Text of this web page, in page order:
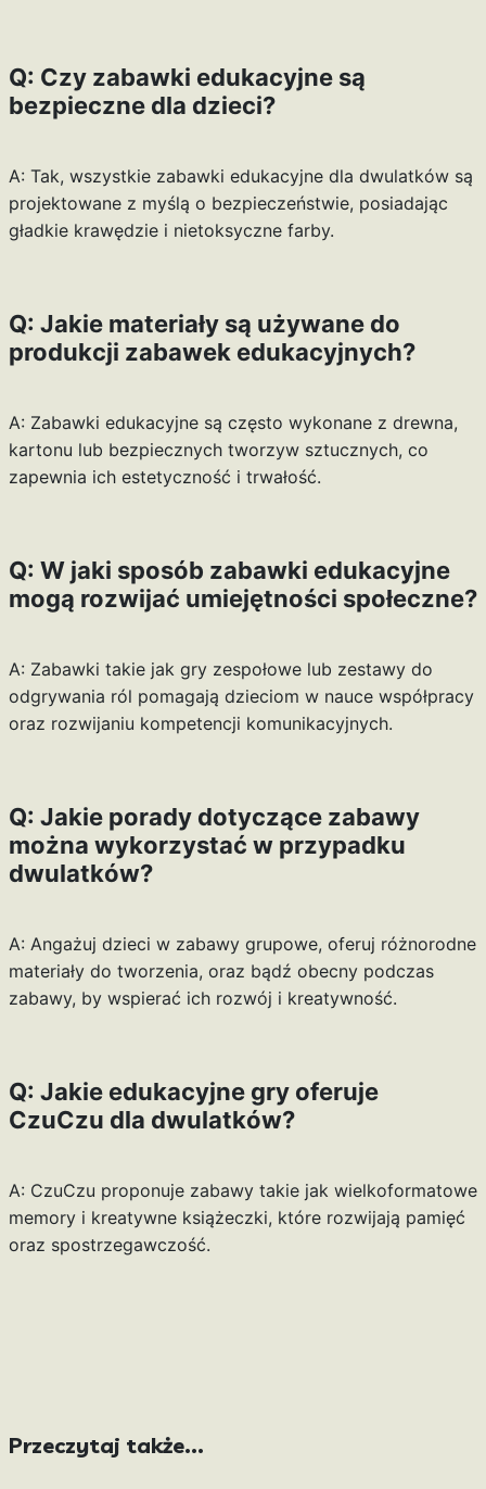
Q: Czy zabawki edukacyjne są
bezpieczne dla dzieci?
A: Tak, wszystkie zabawki edukacyjne dla dwulatków są
projektowane z myślą o bezpieczeństwie, posiadając
gładkie krawędzie i nietoksyczne farby.
Q: Jakie materiały są używane do
produkcji zabawek edukacyjnych?
A: Zabawki edukacyjne są często wykonane z drewna,
kartonu lub bezpiecznych tworzyw sztucznych, co
zapewnia ich estetyczność i trwałość.
Q: W jaki sposób zabawki edukacyjne
mogą rozwijać umiejętności społeczne?
A: Zabawki takie jak gry zespołowe lub zestawy do
odgrywania ról pomagają dzieciom w nauce współpracy
oraz rozwijaniu kompetencji komunikacyjnych.
Q: Jakie porady dotyczące zabawy
można wykorzystać w przypadku
dwulatków?
A: Angażuj dzieci w zabawy grupowe, oferuj różnorodne
materiały do tworzenia, oraz bądź obecny podczas
zabawy, by wspierać ich rozwój i kreatywność.
Q: Jakie edukacyjne gry oferuje
CzuCzu dla dwulatków?
A: CzuCzu proponuje zabawy takie jak wielkoformatowe
memory i kreatywne książeczki, które rozwijają pamięć
oraz spostrzegawczość.
Przeczytaj także...